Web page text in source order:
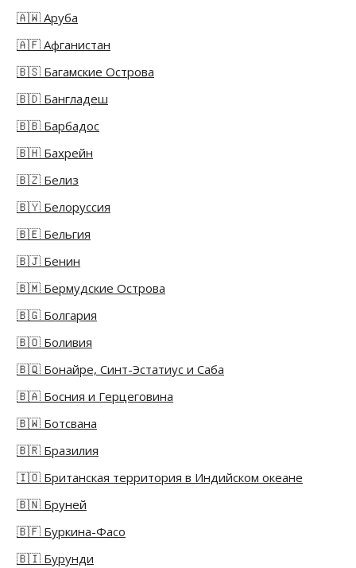
🇦🇼 Аруба
🇦🇫 Афганистан
🇧🇸 Багамские Острова
🇧🇩 Бангладеш
🇧🇧 Барбадос
🇧🇭 Бахрейн
🇧🇿 Белиз
🇧🇾 Белоруссия
🇧🇪 Бельгия
🇧🇯 Бенин
🇧🇲 Бермудские Острова
🇧🇬 Болгария
🇧🇴 Боливия
🇧🇶 Бонайре, Синт-Эстатиус и Саба
🇧🇦 Босния и Герцеговина
🇧🇼 Ботсвана
🇧🇷 Бразилия
🇮🇴 Британская территория в Индийском океане
🇧🇳 Бруней
🇧🇫 Буркина-Фасо
🇧🇮 Бурунди